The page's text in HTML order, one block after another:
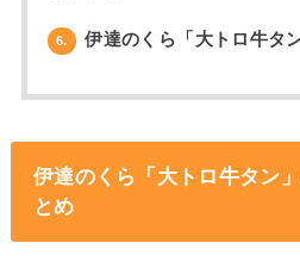
6. 伊達のくら「大トロ牛タ
伊達のくら「大トロ牛タン
とめ